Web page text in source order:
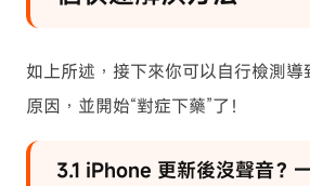
如上所述，接下來你可以自行檢測
原因，並開始“對症下藥”了！
3.1 iPhone 更新後沒聲音？